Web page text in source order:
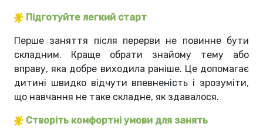
Підготуйте легкий старт
Перше заняття після перерви не повинне бути
складним. Краще обрати знайому тему або
вправу, яка добре виходила раніше. Це допомагає
дитині швидко відчути впевненість і зрозуміти,
що навчання не таке складне, як здавалося.
Створіть комфортні умови для занять